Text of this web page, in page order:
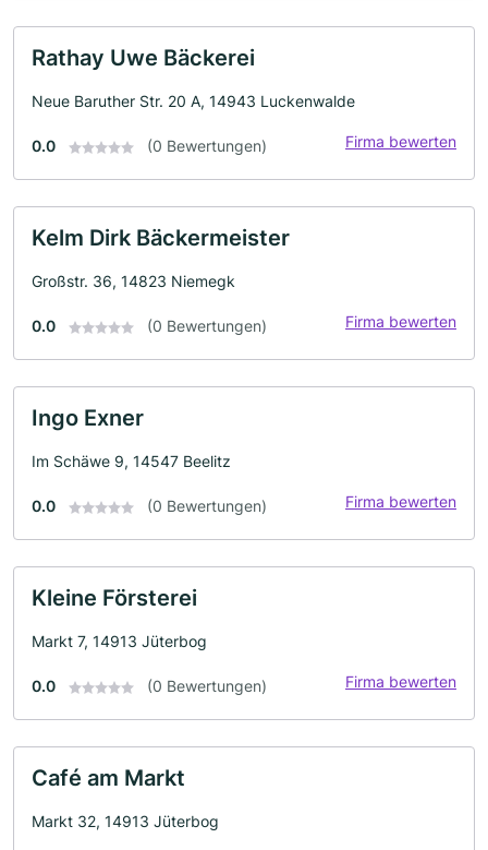
Rathay Uwe Bäckerei
Neue Baruther Str. 20 A, 14943 Luckenwalde
0.0 (0 Bewertungen) Firma bewerten
Kelm Dirk Bäckermeister
Großstr. 36, 14823 Niemegk
0.0 (0 Bewertungen) Firma bewerten
Ingo Exner
Im Schäwe 9, 14547 Beelitz
0.0 (0 Bewertungen) Firma bewerten
Kleine Försterei
Markt 7, 14913 Jüterbog
0.0 (0 Bewertungen) Firma bewerten
Café am Markt
Markt 32, 14913 Jüterbog